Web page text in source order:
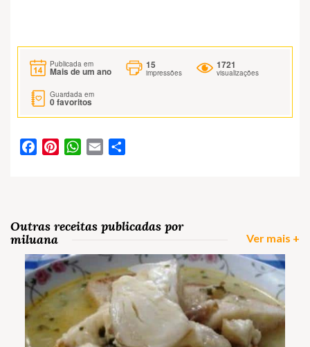
Publicada em
Mais de um ano
15
impressões
1721
visualizações
Guardada em
0favoritos
FacebookPinterestWhatsApp
Email
Outras receitas publicadas por
miluana
Ver mais +